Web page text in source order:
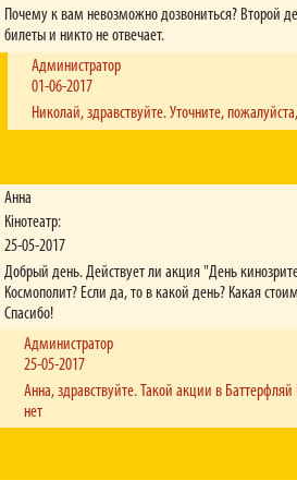
Почему к вам невозможно дозвониться? Второй
билеты и никто не отвечает.
Администратор
01-06-2017
Николай, здравствуйте. Уточните,
Анна
Кінотеатр:
25-05-2017
Добрый день. Действует ли акция "День
Космополит? Если да, то в какой день? Какая
Спасибо!
Администратор
25-05-2017
Анна, здравствуйте. Такой акции в
нет